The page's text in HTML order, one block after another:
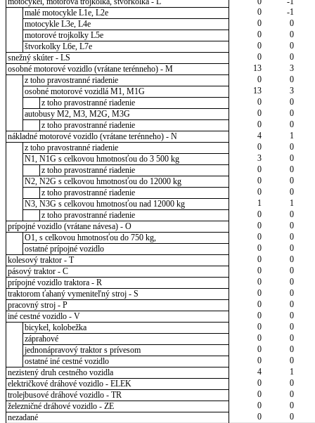
malé motocykle L1e, L2e
0
-1
motocykle L3e, L4e
0
0
motorové trojkolky L5e
0
0
štvorkolky L6e, L7e
0
0
snežný skúter - LS
0
0
osobné motorové vozidlo (vrátane terénneho) - M
13
3
z toho pravostranné riadenie
0
0
osobné motorové vozidlá M1, M1G
13
3
z toho pravostranné riadenie
0
0
autobusy M2, M3, M2G, M3G
0
0
z toho pravostranné riadenie
0
0
nákladné motorové vozidlo (vrátane terénneho) - N
4
1
z toho pravostranné riadenie
0
0
N1, N1G s celkovou hmotnosťou do 3 500 kg
3
0
z toho pravostranné riadenie
0
0
N2, N2G s celkovou hmotnosťou do 12000 kg
0
0
z toho pravostranné riadenie
0
0
N3, N3G s celkovou hmotnosťou nad 12000 kg
1
1
z toho pravostranné riadenie
0
0
prípojné vozidlo (vrátane návesa) - O
0
0
O1, s celkovou hmotnosťou do 750 kg,
0
0
ostatné prípojné vozidlo
0
0
kolesový traktor - T
0
0
pásový traktor - C
0
0
prípojné vozidlo traktora - R
0
0
traktorom ťahaný vymeniteľný stroj - S
0
0
pracovný stroj - P
0
0
iné cestné vozidlo - V
0
0
bicykel, kolobežka
0
0
záprahové
0
0
jednonápravový traktor s prívesom
0
0
ostatné iné cestné vozidlo
0
0
nezistený druh cestného vozidla
4
1
električkové dráhové vozidlo - ELEK
0
0
trolejbusové dráhové vozidlo - TR
0
0
železničné dráhové vozidlo - ZE
0
0
nezadané
0 0